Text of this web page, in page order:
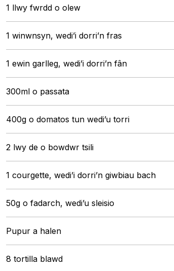
1 llwy fwrdd o olew
1 winwnsyn, wedi’i dorri’n fras
1 ewin garlleg, wedi’i dorri’n fân
300ml o passata
400g o domatos tun wedi’u torri
2 lwy de o bowdwr tsili
1 courgette, wedi’i dorri’n giwbiau bach
50g o fadarch, wedi’u sleisio
Pupur a halen
8 tortilla blawd